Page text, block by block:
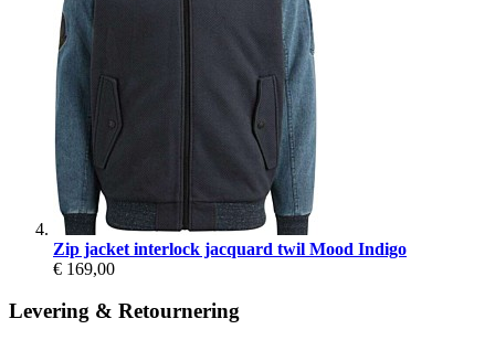
Zip jacket interlock jacquard twil Mood Indigo
€ 169,00
Levering & Retournering